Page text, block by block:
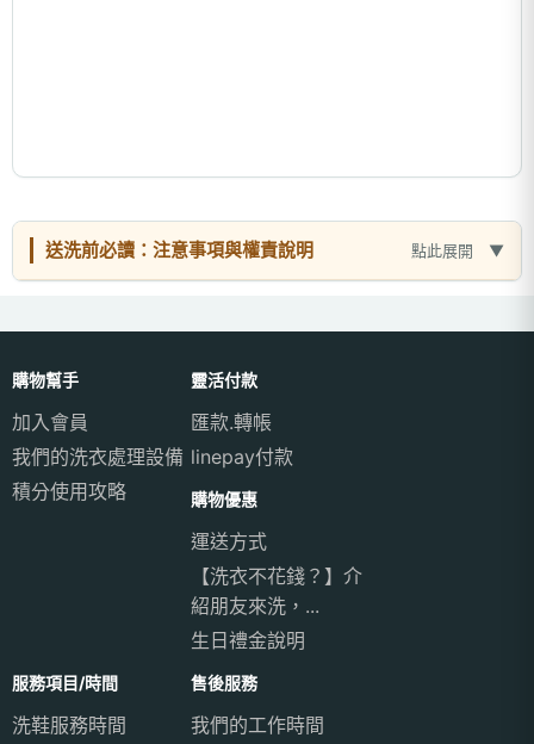
送洗前必讀：注意事項與權責說明 點此展開
購物幫手
加入會員
我們的洗衣處理設備
積分使用攻略
靈活付款
匯款.轉帳
linepay付款
購物優惠
運送方式
【洗衣不花錢？】介
紹朋友來洗，...
生日禮金說明
服務項目/時間
洗鞋服務時間
售後服務
我們的工作時間